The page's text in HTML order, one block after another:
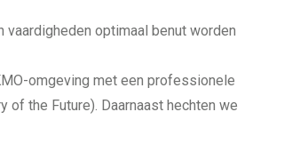
optimaal benut worden
omgeving met een professionele
the Future). Daarnaast hechten we